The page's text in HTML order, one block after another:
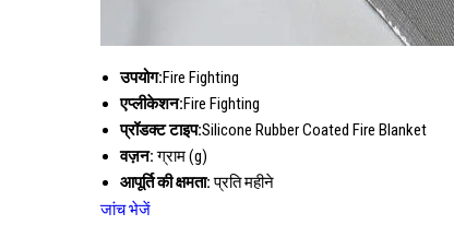
उपयोग:Fire Fighting
एप्लीकेशन:Fire Fighting
प्रॉडक्ट टाइप:Silicone Rubber Coated Fire Blanket
वज़न:ग्राम (g)
आपूर्ति की क्षमता:प्रति महीने
जांच भेजें